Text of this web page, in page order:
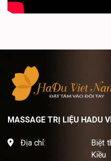
MASSAGE TRỊ LIỆU HADU
Địa chỉ:
Biệt
Kiều